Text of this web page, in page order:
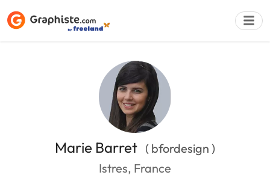
Marie Barret ( bfordesign )
Istres, France